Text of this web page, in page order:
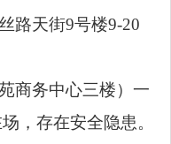
路天街9号楼9-20
商务中心三楼）一
，存在安全隐患。